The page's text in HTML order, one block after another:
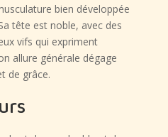
bien développée
tête est noble, avec des
vifs qui expriment
allure générale dégage
de grâce.